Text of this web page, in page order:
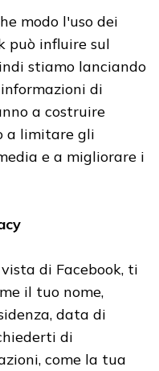
modo l'uso dei
può influire sul
stiamo lanciando
di
a costruire
a limitare gli
e a migliorare i
di Facebook, ti
il tuo nome,
data di
di
come la tua